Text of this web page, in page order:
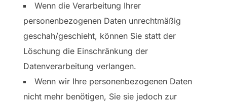
Wenn die Verarbeitung Ihrer
personenbezogenen Daten unrechtmäßig
geschah/geschieht, können Sie statt der
Löschung die Einschränkung der
Datenverarbeitung verlangen.
Wenn wir Ihre personenbezogenen Daten
nicht mehr benötigen, Sie sie jedoch zur